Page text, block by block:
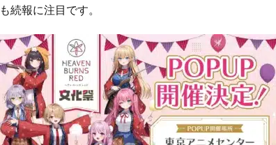
も続報に注目です。